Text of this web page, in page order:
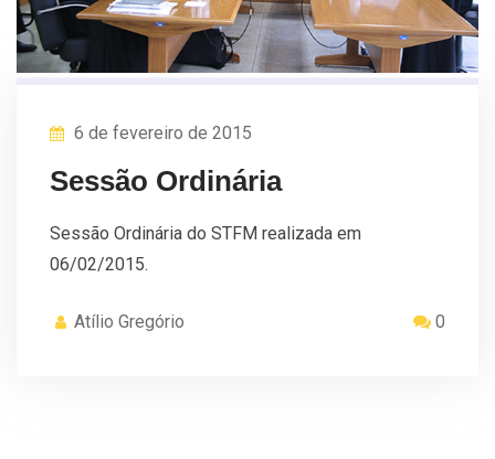
6 de fevereiro de 2015
Sessão Ordinária
Sessão Ordinária do STFM realizada em
06/02/2015.
Atílio Gregório 0